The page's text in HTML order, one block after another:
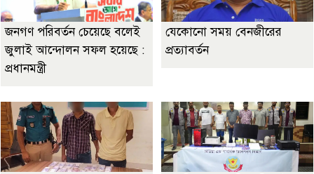
জনগণ পরিবর্তন চেয়েছে বলেই
জুলাই আন্দোলন সফল হয়েছে :
প্রধানমন্ত্রী
যেকোনো সময় বেনজীরের
প্রত্যাবর্তন